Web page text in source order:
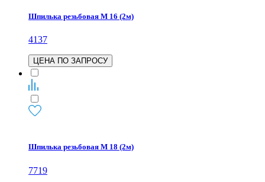
Шпилька резьбовая М 16 (2м)
4137
ЦЕНА ПО ЗАПРОСУ
Шпилька резьбовая М 18 (2м)
7719